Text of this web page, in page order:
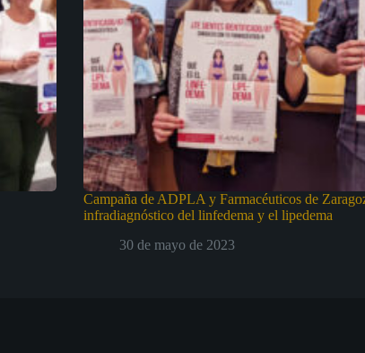
Campaña de ADPLA y Farmacéuticos de
infradiagnóstico del linfedema y el lipedema
30 de mayo de 2023